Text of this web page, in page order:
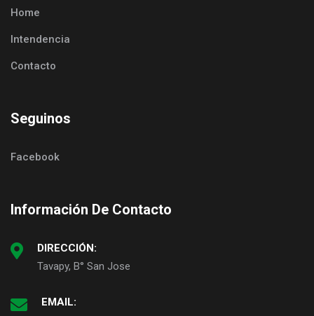
Home
Intendencia
Contacto
Seguinos
Facebook
Información De Contacto
DIRECCIÓN:
Tavapy, B° San Jose
EMAIL: